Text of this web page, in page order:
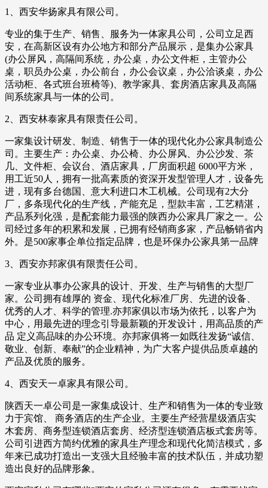
1、西安华扬家具有限公司。
专业的集于生产、销售、服务为一体家具公司，公司立足西
安，在高新区设有办公地方和部分产品展示，是集办公家具
(办公屏风，高隔间系统，办公桌，办公文件柜，主管办公
桌，职员办公桌，办公前台，办公会议桌，办公洽谈桌，办公
活动柜、各式班台班椅等)、教学家具、套房酒店家具及高隔
间系统家具与一体的公司。
2、西安林泰家具有限责任公司。
一家集设计研发、制造、销售于一体的现代化办公家具制造公
司。主要生产：办公桌、办公椅、办公屏风、办公沙发、茶
几、文件柜、会议台、酒店家具，厂房面积超 6000平方米，
用工近50人，拥有一批高素质的资深开发型管理人才，设备先
进，现有多台德国、意大利进口木工机械。公司现有2大分
厂，多条现代化的生产线，产能充足，型款丰富，工艺精湛，
产品系列化强，是配套能力最强的陕西办公家具厂家之一。公
司经过多年的积累和发展，已拥有经销商多家，产品畅销省内
外。是500家事企单位指定品牌，也是环保办公家具第一品牌
3、西安亦邦家俱有限责任公司。
一家专业从事办公家具的设计、开发、生产与销售的大型厂
家。公司拥有雄厚的 资金、现代化标准厂房、先进的设备、
优秀的人才、科学的管理.亦邦家俱以市场为依托，以客户为
中心，用最先进的理念引导最新颖的开发设计，用高品质的产
品 定义高品味的办公环境。亦邦家俱将一如既往发扬“诚信、
敬业、创新、奉献”的企业精神，为广大客户提供品质卓越的
产品及优质的服务。
4、西安天一卓家具有限公司。
陕西天一卓公司是一家集成设计、生产和销售为一体的专业致
力于宾馆、 商务酒店的生产企业。主要生产经营星级酒店实
木套房、商务型连锁酒店套房、经济型连锁酒店板式套房等。
公司引进西方简约优雅的家具生产理念和现代化简洁模式，多
年来已成功打造出一支强大且经验丰富的技术队伍，并成功塑
造出良好的品牌形象。